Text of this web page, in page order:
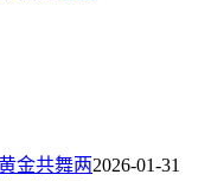
金共舞两2026-01-31